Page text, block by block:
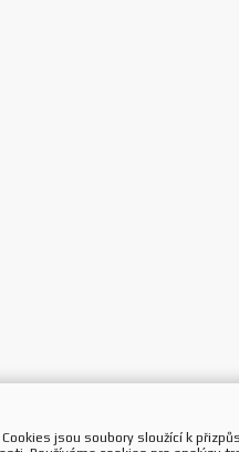
jsou soubory sloužící k